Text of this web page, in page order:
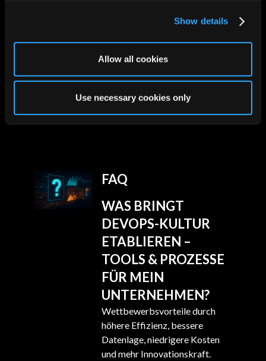
Show details
Allow all cookies
Use necessary cookies only
Unsere Leistungen
Unsere Lösungen
FAQ
WAS BRINGT
DEVOPS-KULTUR
ETABLIEREN –
TOOLS & PROZESSE
FÜR MEIN
UNTERNEHMEN?
Wettbewerbsvorteile durch
höhere Effizienz, bessere
Datenlage, niedrigere Kosten
und mehr Innovationskraft.